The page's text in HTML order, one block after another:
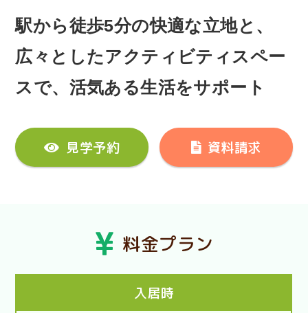
駅から徒歩5分の快適な立地と、
広々としたアクティビティスペー
スで、活気ある生活をサポート
見学予約 資料請求
料金プラン
入居時